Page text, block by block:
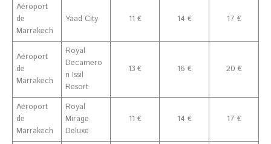
Aéroport
de
Marrakech
Yaad City 11 € 14 € 17 €
Aéroport
de
Marrakech
Royal
Decamero
n Issil
Resort
13 € 16 € 20 €
Aéroport
de
Marrakech
Royal
Mirage
Deluxe
11 € 14 € 17 €